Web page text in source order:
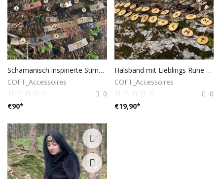
Schamanisch inspirierte Stirnbänder
COFT_Accessoires
0
€90*
Halsband mit Lieblings Rune eingebrannt
COFT_Accessoires
0
€19,90*